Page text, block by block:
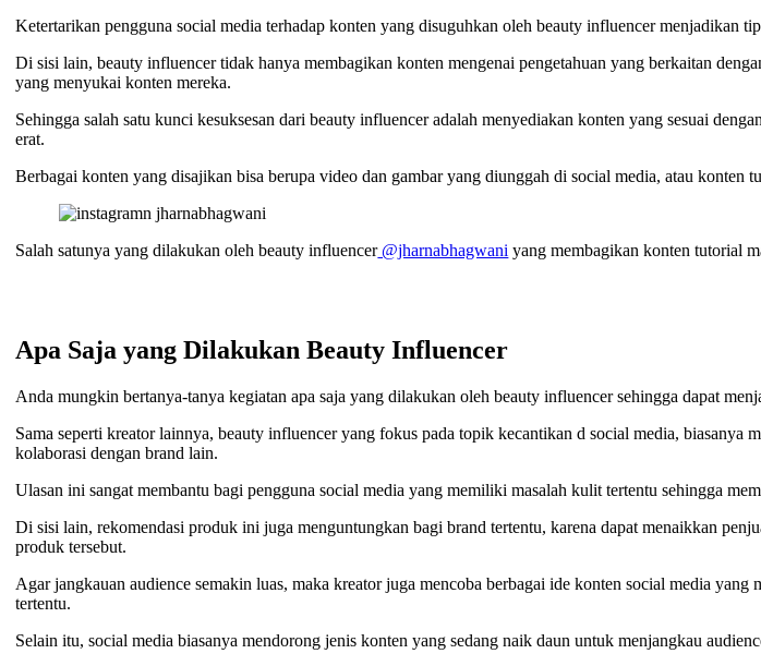
Ketertarikan pengguna social media terhadap konten yang disuguhkan oleh beauty influencer menjadikan
Di sisi lain, beauty influencer tidak hanya membagikan konten mengenai pengetahuan yang berkaitan
yang menyukai konten mereka.
Sehingga salah satu kunci kesuksesan dari beauty influencer adalah menyediakan konten yang sesuai
erat.
Berbagai konten yang disajikan bisa berupa video dan gambar yang diunggah di social media, atau konten
Salah satunya yang dilakukan oleh beauty influencer@jharnabhagwani yang membagikan konten tutorial
Apa Saja yang Dilakukan Beauty Influencer
Anda mungkin bertanya-tanya kegiatan apa saja yang dilakukan oleh beauty influencer sehingga dapat
Sama seperti kreator lainnya, beauty influencer yang fokus pada topik kecantikan d social media, biasanya
kolaborasi dengan brand lain.
Ulasan ini sangat membantu bagi pengguna social media yang memiliki masalah kulit tertentu sehingga
Di sisi lain, rekomendasi produk ini juga menguntungkan bagi brand tertentu, karena dapat menaikkan
produk tersebut.
Agar jangkauan audience semakin luas, maka kreator juga mencoba berbagai ide konten social media
tertentu.
Selain itu, social media biasanya mendorong jenis konten yang sedang naik daun untuk menjangkau